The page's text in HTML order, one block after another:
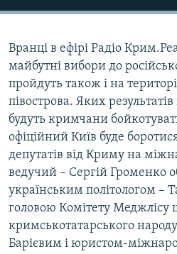
Вранці в ефірі Радіо
майбутні вибори до
пройдуть також і на
півострова. Яких
будуть кримчани
офіційний Київ буде
депутатів від Криму на
ведучий – Сергій Громенко
українським політологом –
головою Комітету Меджлісу
кримськотатарського
Барієвим і юристом-